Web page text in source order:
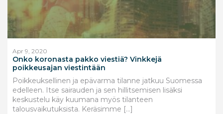
Apr 9, 2020
Onko koronasta pakko viestiä? Vinkkejä
poikkeusajan viestintään
Poikkeuksellinen ja epävarma tilanne jatkuu Suomessa
edelleen. Itse sairauden ja sen hillitsemisen lisäksi
keskustelu käy kuumana myös tilanteen
talousvaikutuksista. Keräsimme […]